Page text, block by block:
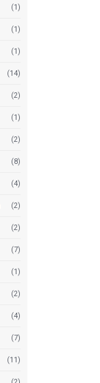
(1)
(1)
(1)
(14)
(2)
(1)
(2)
(8)
(4)
(2)
(2)
(7)
(1)
(2)
(4)
(7)
(11)